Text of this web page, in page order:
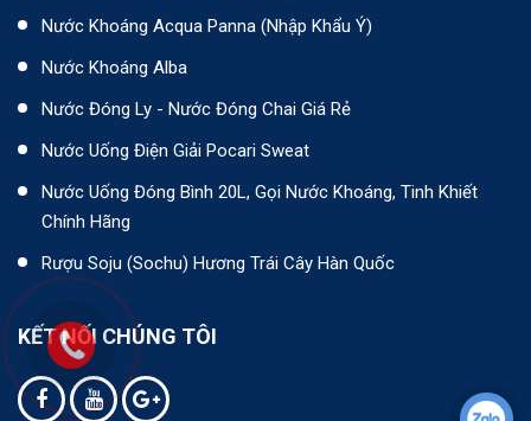
Nước Khoáng Acqua Panna (nhập Khẩu Ý)
Nước Khoáng Alba
Nước Đóng Ly - Nước Đóng Chai Giá Rẻ
Nước Uống Điện Giải Pocari Sweat
Nước Uống Đóng Bình 20L, Gọi Nước Khoáng, Tinh Khiết
Chính Hãng
Rượu Soju (Sochu) Hương Trái Cây Hàn Quốc
KẾT NỐI CHÚNG TÔI